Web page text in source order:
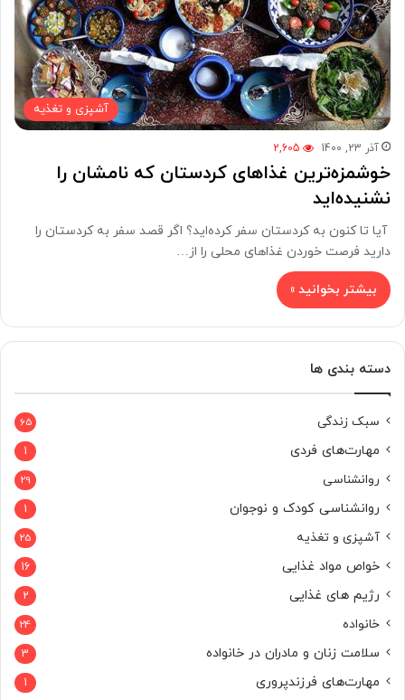
آشپزی و تغذیه
آذر 23, 1400 2,605
خوشمزه‌ترین غذاهای کردستان که نامشان را
نشنیده‌اید
آیا تا کنون به کردستان سفر کرده‌اید؟ اگر قصد سفر به کردستان را
دارید فرصت خوردن غذاهای محلی را از…
بیشتر بخوانید »
دسته بندی ها
سبک زندگی 65
مهارت‌های فردی 1
روانشناسی 29
روانشناسی کودک و نوجوان 1
آشپزی و تغذیه 25
خواص مواد غذایی 16
رژیم های غذایی 2
خانواده 24
سلامت زنان و مادران در خانواده 3
مهارت‌های فرزندپروری 1